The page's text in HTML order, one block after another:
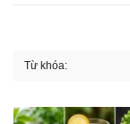
Từ khóa: